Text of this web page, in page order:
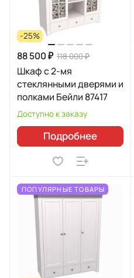
-25%
88 500 ₽ 118 000 ₽
Шкаф с 2-мя
стеклянными дверями и
полками Бейли 87417
Доступно к заказу
Подробнее
ПОПУЛЯРНЫЕ ТОВАРЫ